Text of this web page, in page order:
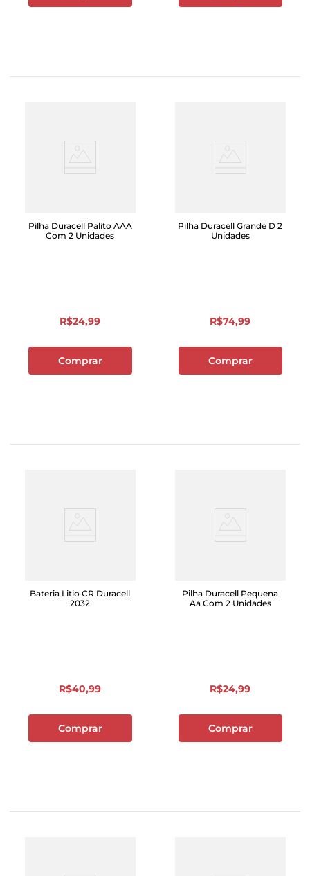
Pilha Duracell Palito AAA
Com 2 Unidades
R$24,99
Comprar
Pilha Duracell Grande D 2
Unidades
R$74,99
Comprar
Bateria Litio CR Duracell
2032
R$40,99
Comprar
Pilha Duracell Pequena
Aa Com 2 Unidades
R$24,99
Comprar